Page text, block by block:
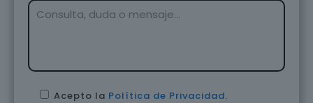
Acepto la Política de Privacidad.